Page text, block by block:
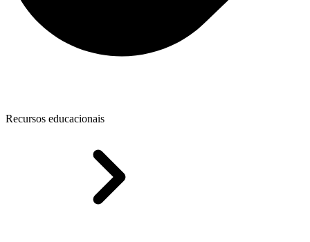
Recursos educacionais